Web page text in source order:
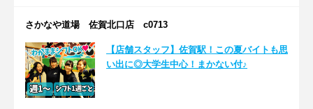
さかなや道場 佐賀北口店 c0713
【店舗スタッフ】佐賀駅！この夏バイトも思
い出に◎大学生中心！まかない付♪